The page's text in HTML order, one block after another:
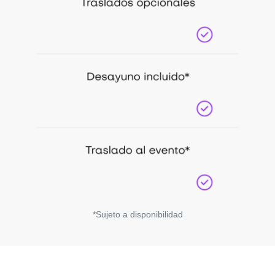
*Sujeto a disponibilidad